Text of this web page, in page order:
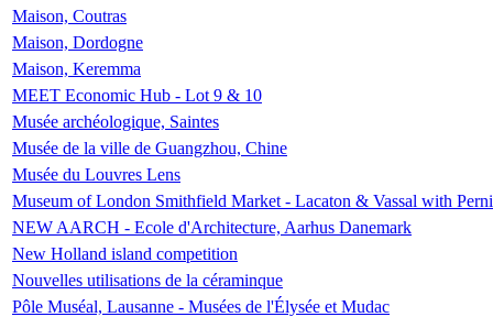
Maison, Coutras
Maison, Dordogne
Maison, Keremma
MEET Economic Hub - Lot 9 & 10
Musée archéologique, Saintes
Musée de la ville de Guangzhou, Chine
Musée du Louvres Lens
Museum of London Smithfield Market - Lacaton & Vassal with
NEW AARCH - Ecole d'Architecture, Aarhus Danemark
New Holland island competition
Nouvelles utilisations de la céraminque
Pôle Muséal, Lausanne - Musées de l'Élysée et Mudac